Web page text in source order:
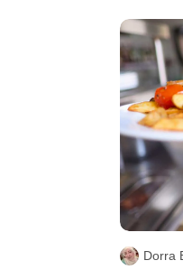
Dorra